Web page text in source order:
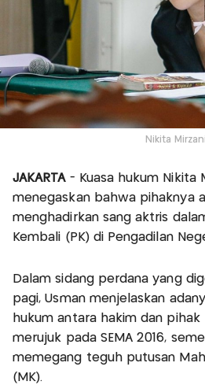
Nikita Mirzani
JAKARTA- Kuasa hukum Nikita
menegaskan bahwa pihaknya
menghadirkan sang aktris
Kembali (PK) di Pengadilan
Dalam sidang perdana yang
pagi, Usman menjelaskan
hukum antara hakim dan pihak
merujuk pada SEMA 2016,
memegang teguh putusan
(MK).